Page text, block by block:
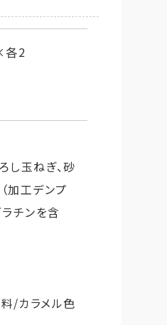
各2
し玉ねぎ、砂
加工デンプ
ラチンを含
料/カラメル色